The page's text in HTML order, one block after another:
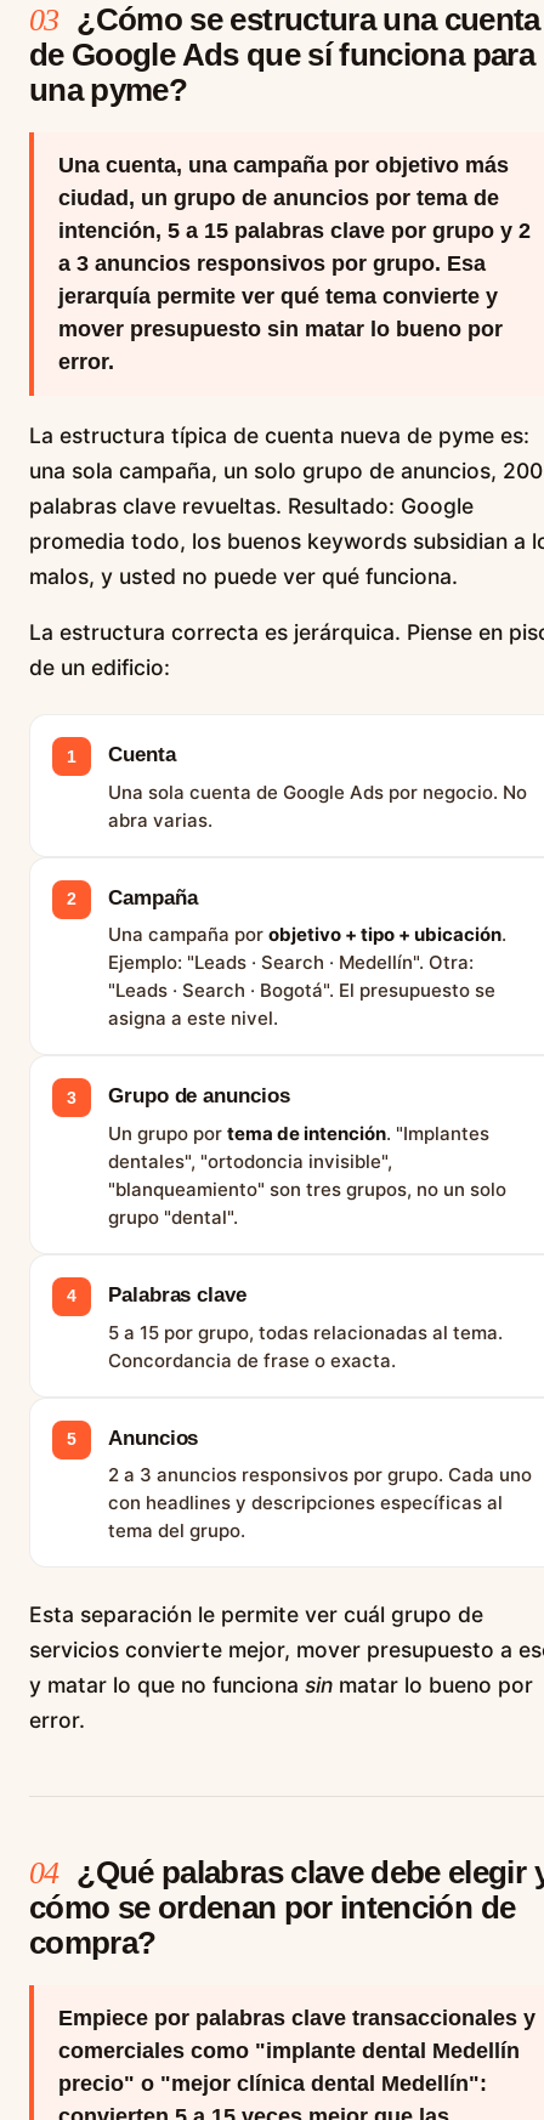
03 ¿Cómo se estructura una cuenta
de Google Ads que sí funciona para
una pyme?
Una cuenta, una campaña por objetivo más
ciudad, un grupo de anuncios por tema de
intención, 5 a 15 palabras clave por grupo y 2
a 3 anuncios responsivos por grupo. Esa
jerarquía permite ver qué tema convierte y
mover presupuesto sin matar lo bueno por
error.
La estructura típica de cuenta nueva de pyme es:
una sola campaña, un solo grupo de anuncios, 200
palabras clave revueltas. Resultado: Google
promedia todo, los buenos keywords subsidian a
malos, y usted no puede ver qué funciona.
La estructura correcta es jerárquica. Piense en
de un edificio:
1 Cuenta
Una sola cuenta de Google Ads por negocio. No
abra varias.
2 Campaña
Una campaña por objetivo + tipo + ubicación.
Ejemplo: "Leads · Search · Medellín". Otra:
"Leads · Search · Bogotá". El presupuesto se
asigna a este nivel.
3 Grupo de anuncios
Un grupo por tema de intención. "Implantes
dentales", "ortodoncia invisible",
"blanqueamiento" son tres grupos, no un solo
grupo "dental".
4 Palabras clave
5 a 15 por grupo, todas relacionadas al tema.
Concordancia de frase o exacta.
5 Anuncios
2 a 3 anuncios responsivos por grupo. Cada uno
con headlines y descripciones específicas al
tema del grupo.
Esta separación le permite ver cuál grupo de
servicios convierte mejor, mover presupuesto a
y matar lo que no funciona sin matar lo bueno por
error.
04 ¿Qué palabras clave debe elegir
cómo se ordenan por intención de
compra?
Empiece por palabras clave transaccionales y
comerciales como "implante dental Medellín
precio" o "mejor clínica dental Medellín":